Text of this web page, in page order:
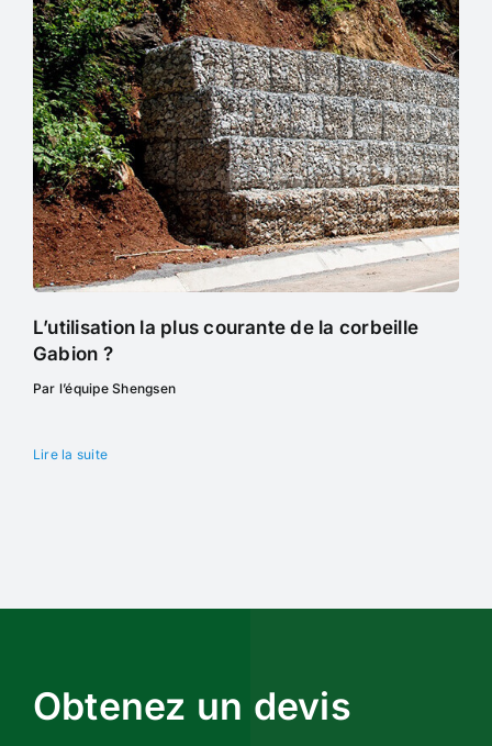
L’utilisation la plus courante de la corbeille
Gabion ?
Par l’équipe Shengsen
Lire la suite
Obtenez un devis